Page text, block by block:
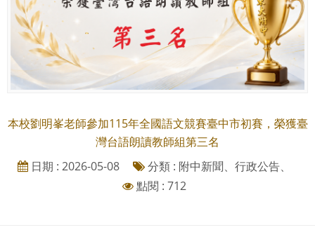
本校劉明峯老師參加115年全國語文競賽臺中市初賽，榮獲臺
灣台語朗讀教師組第三名
日期 : 2026-05-08
分類 : 附中新聞、行政公告、
點閱 : 712